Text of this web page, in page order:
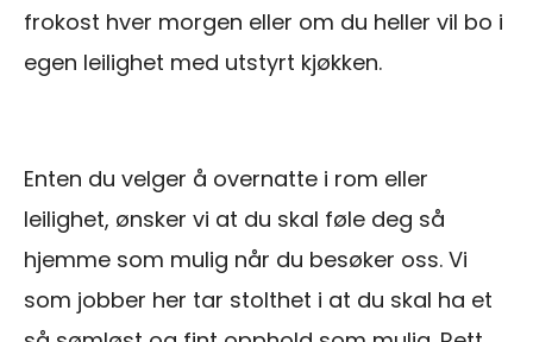
frokost hver morgen eller om du heller vil bo i
egen leilighet med utstyrt kjøkken.
Enten du velger å overnatte i rom eller
leilighet, ønsker vi at du skal føle deg så
hjemme som mulig når du besøker oss. Vi
som jobber her tar stolthet i at du skal ha et